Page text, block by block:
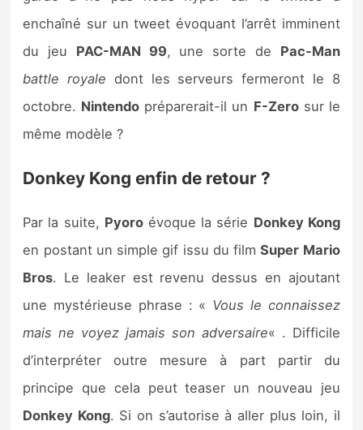
enchaîné sur un tweet évoquant l’arrêt imminent
du jeu PAC-MAN 99, une sorte de Pac-Man
battle royale dont les serveurs fermeront le 8
octobre. Nintendo préparerait-il un F-Zerosur le
même modèle ?
Donkey Kong enfin de retour ?
Par la suite, Pyoroévoque la série Donkey Kong
en postant un simple gif issu du filmSuper Mario
Bros. Le leaker est revenu dessus en ajoutant
une mystérieuse phrase : « Vous le connaissez
mais ne voyez jamais son adversaire« . Difficile
d’interpréter outre mesure à part partir du
principe que cela peut teaser un nouveau jeu
Donkey Kong. Si on s’autorise à aller plus loin, il